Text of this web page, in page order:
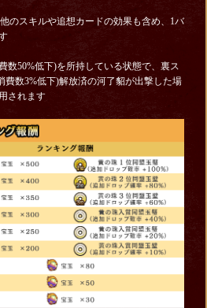
のスキルや追想カードの効果も含め、1バ
50%低下)を所持している状態で、裏ス
費数3%低下)解放済の河了貂が出撃した場
されます